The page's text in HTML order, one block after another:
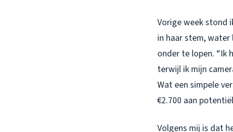
Vorige week stond
in haar stem,
onder te lopen. “Ik
terwijl ik mijn
Wat een simpele
€2.700 aan
Volgens mij is dat